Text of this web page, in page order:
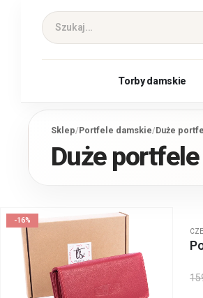
Torby damskie
Sklep/Portfele damskie/Duże
Duże
-16%